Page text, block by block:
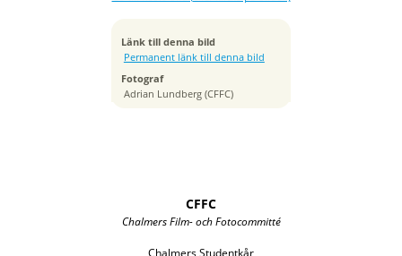
Länk till denna bild
Permanent länk till denna bild
Fotograf
Adrian Lundberg (CFFC)
ISO
6400
Brännvidd
70 mm
CFFC
Chalmers Film- och Fotocommitté